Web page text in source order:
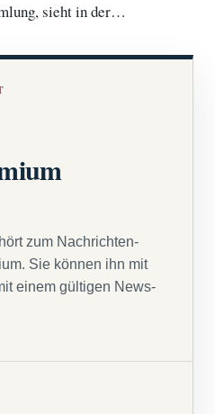
sieht in der…
zum Nachrichten-
Sie können ihn mit
einem gültigen News-